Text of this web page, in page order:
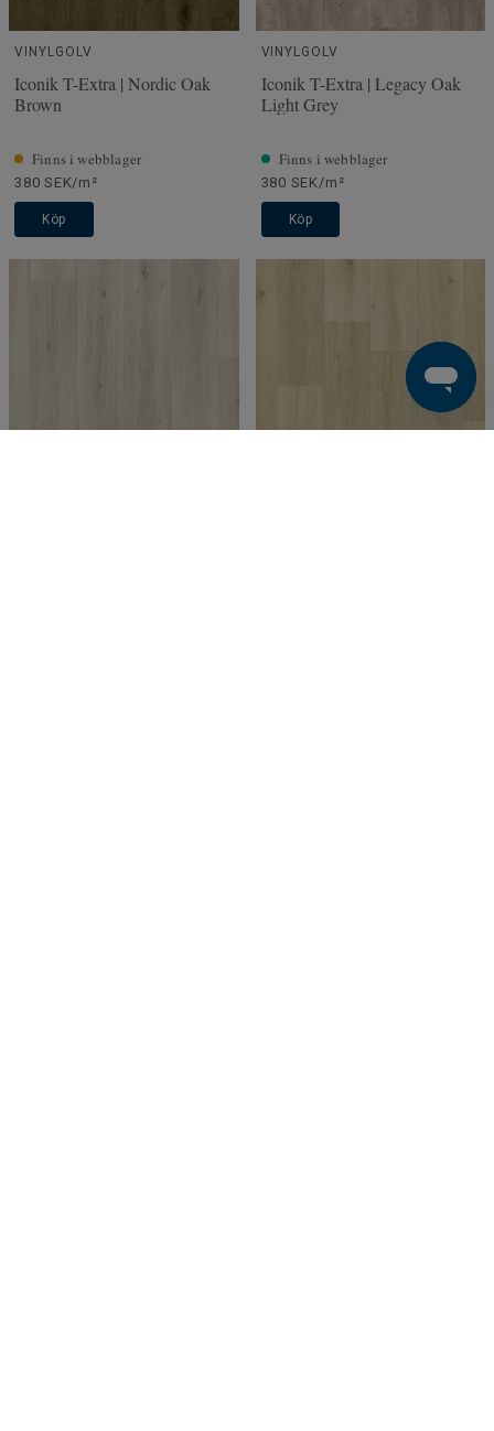
VINYLGOLV
Iconik T-Extra | Nordic Oak
Brown
Finns i webblager
380 SEK/m²
Köp
VINYLGOLV
Iconik T-Extra | Legacy Oak
Light Grey
Finns i webblager
380 SEK/m²
Köp